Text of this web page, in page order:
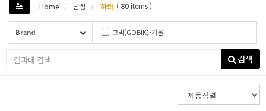
Home 남성 하의 ( 80items )
Brand 고빅(GOBIK)-겨울
검색